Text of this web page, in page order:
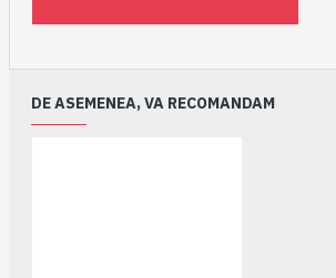
DE ASEMENEA, VA RECOMANDAM